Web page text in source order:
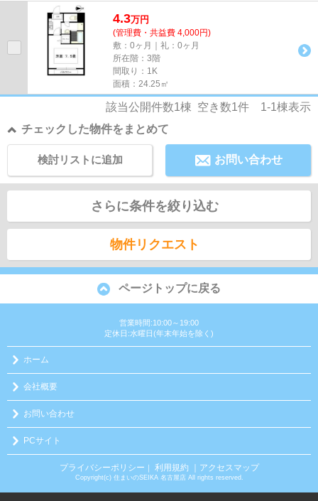
4.3万円
(管理費・共益費 4,000円)
敷：0ヶ月｜礼：0ヶ月
所在階：3階
間取り：1K
面積：24.25㎡
該当公開件数1棟 空き数1件 1-1棟表示
チェックした物件をまとめて
お問い合わせ
検討リストに追加
さらに条件を絞り込む
物件リクエスト
ページトップに戻る
営業時間:10:00～19:00
定休日:水曜日(年末年始を除く)
ホーム
会社概要
お問い合わせ
PCサイト
プライバシーポリシー ｜ 利用規約 ｜アクセスマップ
Copyright(c) 住まいのSEIKA 名古屋店 All rights reserved.